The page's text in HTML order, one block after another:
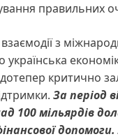
правильних
з
критично
За період
100 мільярдів